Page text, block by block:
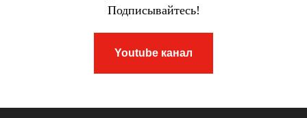
Подписывайтесь!
Youtube канал